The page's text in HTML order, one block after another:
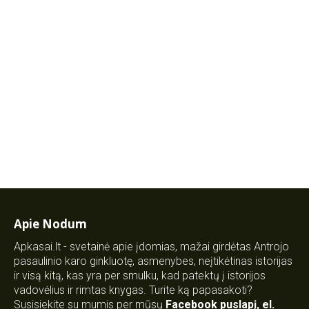
Apie Nodum
Apkasai.lt - svetainė apie įdomias, mažai girdėtas Antrojo
pasaulinio karo ginkluotę, asmenybes, neįtikėtinas istorijas
ir visą kitą, kas yra per smulku, kad patektų į istorijos
vadovėlius ir rimtas knygas. Turite ką papasakoti?
Susisiekite su mumis per mūsų Facebook puslapį, el.